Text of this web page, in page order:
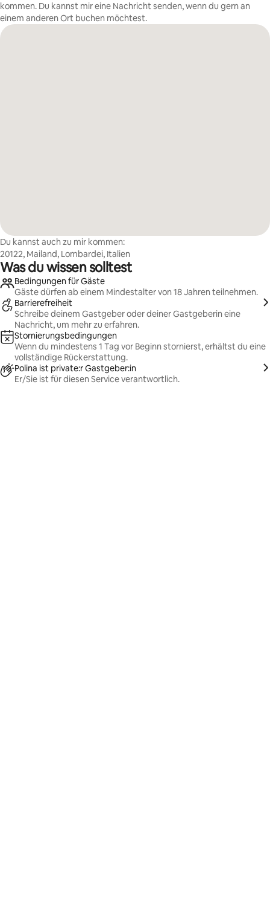
kommen. Du kannst mir eine Nachricht senden, wenn du gern an
einem anderen Ort buchen möchtest.
Du kannst auch zu mir kommen:
20122, Mailand, Lombardei, Italien
Was du wissen solltest
Bedingungen für Gäste
Gäste dürfen ab einem Mindestalter von 18 Jahren teilnehmen.
Barrierefreiheit
Schreibe deinem Gastgeber oder deiner Gastgeberin eine
Nachricht, um mehr zu erfahren.
Stornierungsbedingungen
Wenn du mindestens 1 Tag vor Beginn stornierst, erhältst du eine
vollständige Rückerstattung.
Polina ist private:r Gastgeber:in
Er/Sie ist für diesen Service verantwortlich.